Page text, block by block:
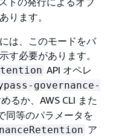
ります。
は、このモードをバ
す必要があります。
API オペレ
governance-
るか、AWS CLI また
同等のパラメータを
ア